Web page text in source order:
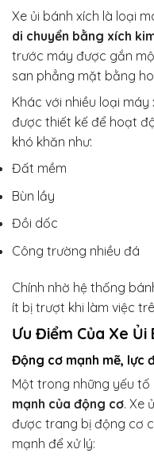
Xe ủi bánh xích là loại
di chuyển bằng xích
trước máy được gắn
san phẳng mặt bằng
Khác với nhiều loại
được thiết kế để hoạt
khó khăn như:
Đất mềm
Bùn lầy
Đồi dốc
Công trường nhiều đá
Chính nhờ hệ thống
ít bị trượt khi làm việc
Ưu Điểm Của Xe Ủi
Động cơ mạnh mẽ, lực
Một trong những yếu
mạnh của động cơ. Xe
được trang bị động cơ
mạnh để xử lý: